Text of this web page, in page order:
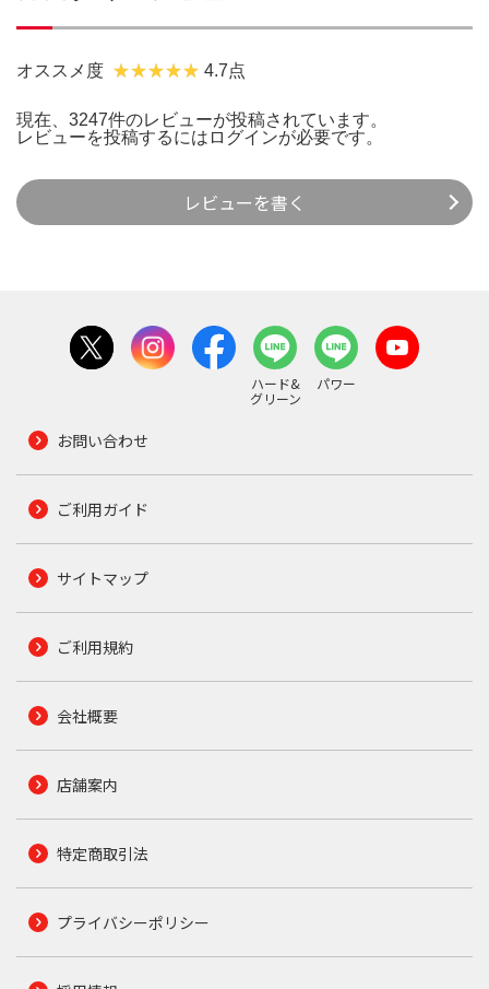
オススメ度 4.7点
現在、3247件のレビューが投稿されています。
レビューを投稿するには ログインが必要です。
レビューを書く
ハード&
グリーン
パワー
お問い合わせ
ご利用ガイド
サイトマップ
ご利用規約
会社概要
店舗案内
特定商取引法
プライバシーポリシー